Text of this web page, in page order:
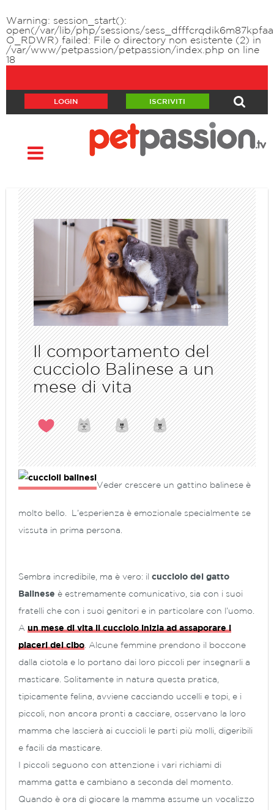
Warning : session_start():
open(/var/lib/php/sessions/
O_RDWR) failed: File o directory non esistente (2) in
/var/www/petpassion/petpassion/index.php on line
18
LOGIN ISCRIVITI
Il comportamento del
cucciolo Balinese a un
mese di vita
Veder crescere un gattino balinese è
molto bello. L’esperienza è emozionale specialmente se
vissuta in prima persona.
Sembra incredibile, ma è vero: il cucciolo del gatto
Balinese è estremamente comunicativo, sia con i suoi
fratelli che con i suoi genitori e in particolare con l’uomo.
A un mese di vita il cucciolo inizia ad assaporare i
piaceri del cibo . Alcune femmine prendono il boccone
dalla ciotola e lo portano dai loro piccoli per insegnarli a
masticare. Solitamente in natura questa pratica,
tipicamente felina, avviene cacciando uccelli e topi, e i
piccoli, non ancora pronti a cacciare, osservano la loro
mamma che lascierà ai cuccioli le parti più molli, digeribili
e facili da masticare.
I piccoli seguono con attenzione i vari richiami di
mamma gatta e cambiano a seconda del momento.
Quando è ora di giocare la mamma assume un vocalizzo